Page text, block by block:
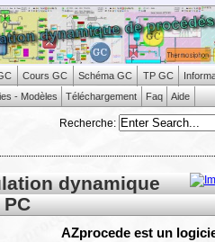
Cours GC Schéma GC TP GC
- Modèles Téléchargement Faq Aide
Recherche:
dynamique
AZprocede est un